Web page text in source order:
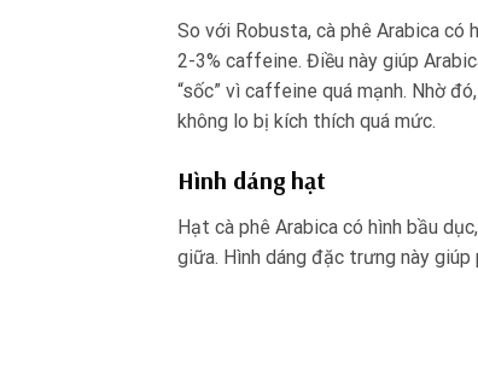
So với Robusta, cà phê Arabica
2-3% caffeine. Điều này giúp
“sốc” vì caffeine quá mạnh. Nhờ
không lo bị kích thích quá mức.
Hình dáng hạt
Hạt cà phê Arabica có hình bầu
giữa. Hình dáng đặc trưng này